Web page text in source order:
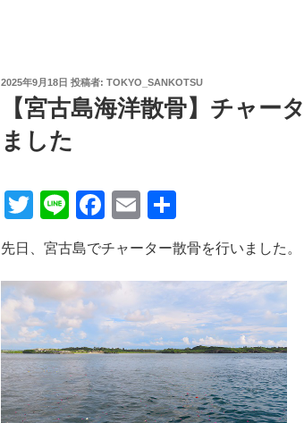
投
2025年9月18日 投稿者: TOKYO_SANKOTSU
【宮古島海洋散骨】チャー
ました
T
wi
tt
er
Li
n
e
F
a
c
e
b
o
o
k
E
m
ail
有
先日、宮古島でチャーター散骨を行いました。